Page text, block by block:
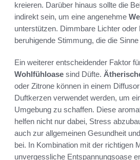
kreieren. Darüber hinaus sollte die
indirekt sein, um eine angenehme
unterstützen. Dimmbare Lichter oder
beruhigende Stimmung, die die
Ein weiterer entscheidender Faktor
Wohlfühloase sind Düfte.
oder Zitrone können in einem
Duftkerzen verwendet werden, um
Umgebung zu schaffen. Diese
helfen nicht nur dabei, Stress
auch zur allgemeinen Gesundheit
bei. In Kombination mit der richtigen
unvergessliche Entspannungsoase